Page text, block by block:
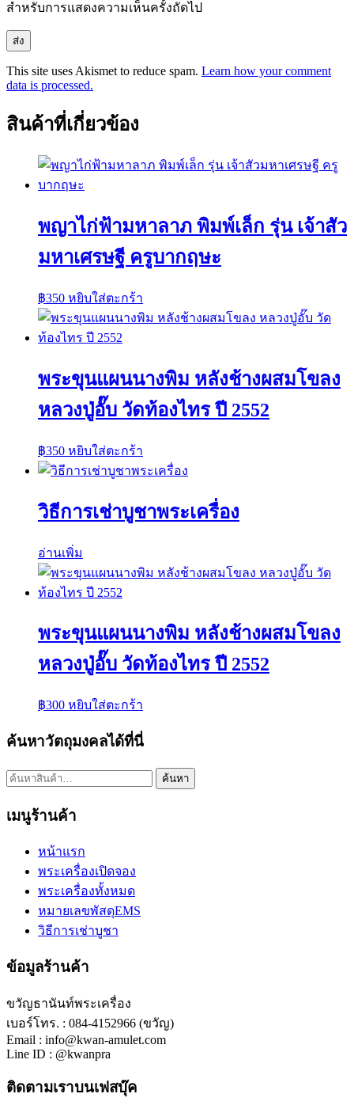
สำหรับการแสดงความเห็นครั้งถัดไป
This site uses Akismet to reduce spam. Learn how your comment
data is processed.
สินค้าที่เกี่ยวข้อง
พญาไก่ฟ้ามหาลาภ พิมพ์เล็ก รุ่น เจ้าสัว
มหาเศรษฐี ครูบากฤษะ
฿350 หยิบใส่ตะกร้า
พระขุนแผนนางพิม หลังช้างผสมโขลง
หลวงปู่อั๊บ วัดท้องไทร ปี 2552
฿350 หยิบใส่ตะกร้า
วิธีการเช่าบูชาพระเครื่อง
อ่านเพิ่ม
พระขุนแผนนางพิม หลังช้างผสมโขลง
หลวงปู่อั๊บ วัดท้องไทร ปี 2552
฿300 หยิบใส่ตะกร้า
ค้นหาวัตถุมงคลได้ที่นี่
ค้นหา: ค้นหา
เมนูร้านค้า
หน้าแรก
พระเครื่องเปิดจอง
พระเครื่องทั้งหมด
หมายเลขพัสดุEMS
วิธีการเช่าบูชา
ข้อมูลร้านค้า
ขวัญธานันท์พระเครื่อง
เบอร์โทร. : 084-4152966 (ขวัญ)
Email : info@kwan-amulet.com
Line ID : @kwanpra
ติดตามเราบนเฟสบุ๊ค